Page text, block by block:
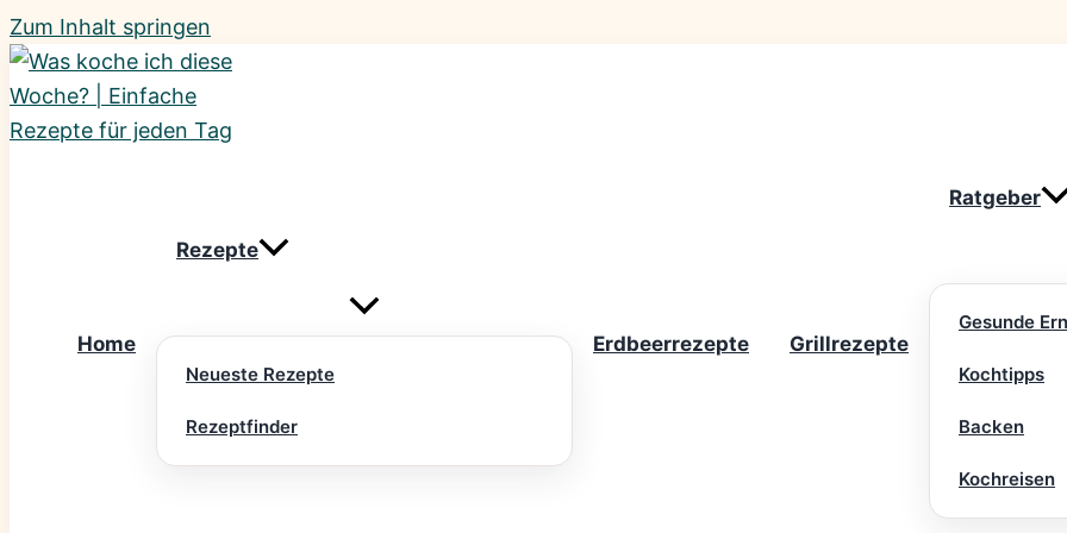
Zum Inhalt springen
Home
Rezepte
Neueste Rezepte
Rezeptfinder
Erdbeerrezepte Grillrezepte
Ratgeber
Gesunde
Kochtipps
Backen
Kochreisen